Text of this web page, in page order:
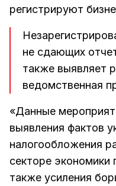
регистрируют
не сдающих
также выявляет
ведомственная
«Данные
выявления фактов
налогообложения
секторе экономики
также усиления